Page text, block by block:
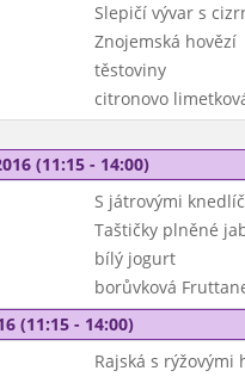
Slepičí vývar s
Znojemská hovězí
těstoviny
citronovo
(11:15 - 14:00)
S játrovými
Taštičky plněné
bílý jogurt
borůvková
(11:15 - 14:00)
Rajská s rýžovými